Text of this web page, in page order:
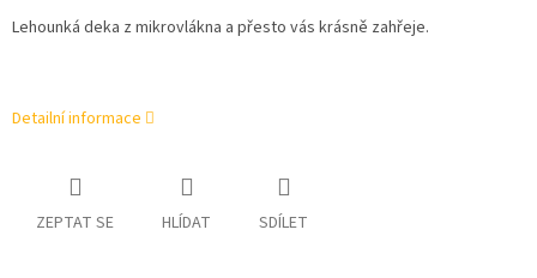
Lehounká deka z mikrovlákna a přesto vás krásně zahřeje.
Detailní informace
ZEPTAT SE HLÍDAT SDÍLET